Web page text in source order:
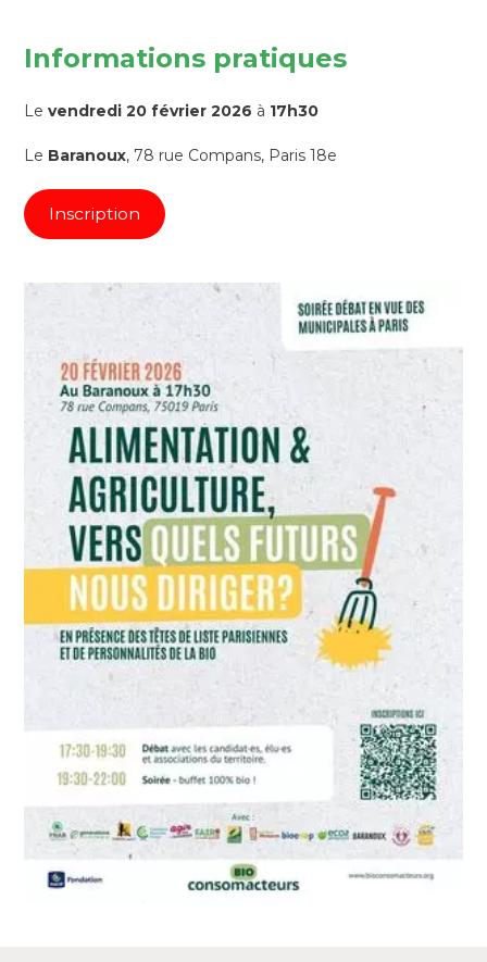
Informations pratiques
Levendredi 20 février 2026 à 17h30
Le Baranoux, 78 rue Compans, Paris 18e
Inscription